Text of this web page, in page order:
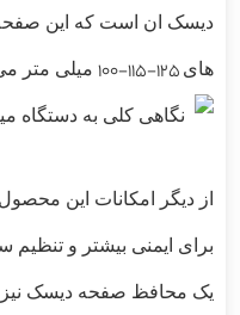
دیسک ان است که این صفحه
های100-115-125 میلی متر
از دیگر امکانات این
برای ایمنی بیشتر و تنظیم
یک محافظ صفحه دیسک نیز